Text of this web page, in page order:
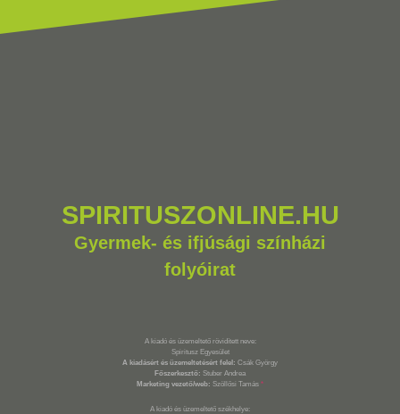
SPIRITUSZONLINE.HU
Gyermek- és ifjúsági színházi
folyóirat
A kiadó és üzemeltető rövidített neve:
Spiritusz Egyesület
A kiadásért és üzemeltetésért felel: Csák György
Főszerkesztő: Stuber Andrea
Marketing vezető/web: Szöllősi Tamás *
A kiadó és üzemeltető székhelye: